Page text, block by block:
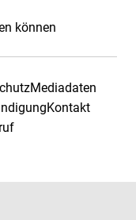
können
Mediadaten
Kontakt